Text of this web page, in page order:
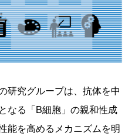
研究グループは、抗体を中
なる「B細胞」の親和性成
能を高めるメカニズムを明